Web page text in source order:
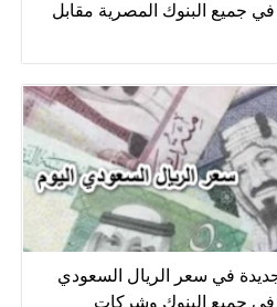
اليوم الإثنين 20 يونيو 2022 في جميع البنوك المصرية مقابل
جديدة في سعر الريال السعودي
اليوم الإثنين 20 يونيو 2022 في جميع البنوك وشركات